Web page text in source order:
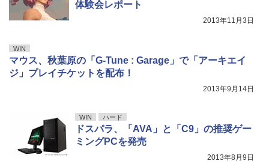
体験会レポート
2013年11月3日
WIN
マウス、秋葉原の「G-Tune : Garage」で「アーキエイ
ジ」プレイチケットを配布！
2013年9月14日
WIN ハード
ドスパラ、「AVA」と「C9」の推奨ゲー
ミングPCを発売
2013年8月9日